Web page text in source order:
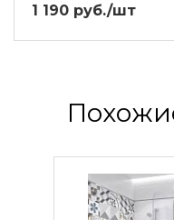
1 190 руб./шт